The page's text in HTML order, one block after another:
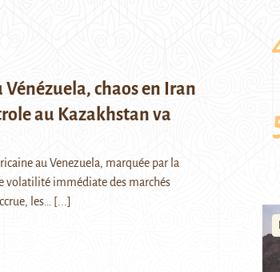
chaos en Iran
au Kazakhstan va
au Venezuela, marquée par la
volatilité immédiate des marchés
les…
[...]